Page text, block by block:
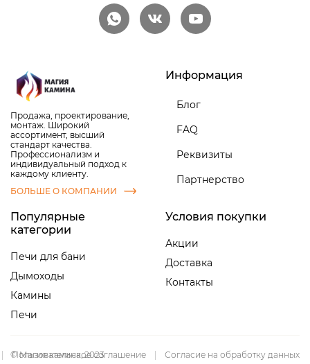
Продажа, проектирование,
монтаж. Широкий
ассортимент, высший
стандарт качества.
Профессионализм и
индивидуальный подход к
каждому клиенту.
БОЛЬШЕ О КОМПАНИИ
Информация
Блог
FAQ
Реквизиты
Партнерство
Популярные
категории
Печи для бани
Дымоходы
Камины
Печи
Условия покупки
Акции
Доставка
Контакты
© Магия камина, 2023
Пользовательское соглашение Согласие на обработку данных